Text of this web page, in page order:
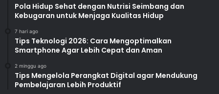
Pola Hidup Sehat dengan Nutrisi Seimbang dan
Kebugaran untuk Menjaga Kualitas Hidup
7 hari ago
Tips Teknologi 2026: Cara Mengoptimalkan
Smartphone Agar Lebih Cepat dan Aman
2 minggu ago
Tips Mengelola Perangkat Digital agar Mendukung
Pembelajaran Lebih Produktif